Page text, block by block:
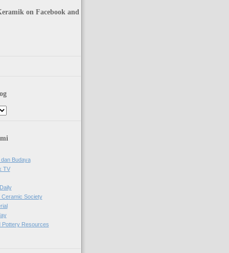
on Facebook and
Budaya
TV
Ceramic Society
Pottery Resources